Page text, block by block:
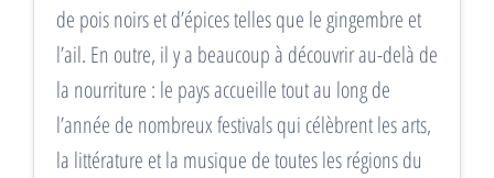
de pois noirs et d’épices telles que le gingembre et
l’ail. En outre, il y a beaucoup à découvrir au-delà de
la nourriture : le pays accueille tout au long de
l’année de nombreux festivals qui célèbrent les arts,
la littérature et la musique de toutes les régions du